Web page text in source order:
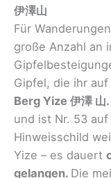
伊澤山
Für
große Anzahl an
Gipfel, die ihr
Berg Yize 伊澤 山.
und ist Nr. 53
Hinweisschild
Yize – es dauert
gelangen. Die